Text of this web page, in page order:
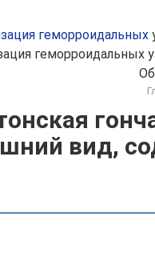
геморроидальных
геморроидальных
вид,